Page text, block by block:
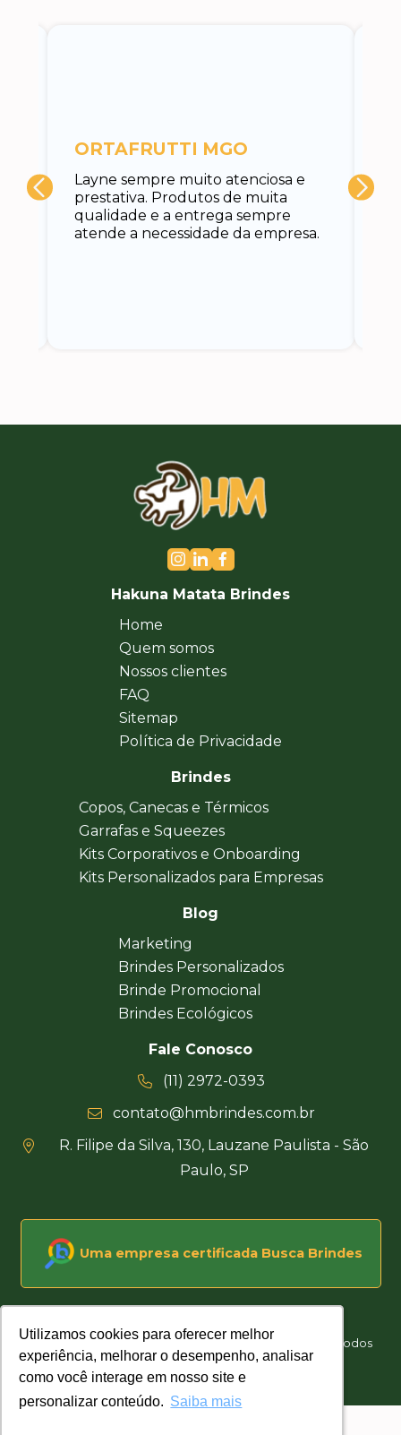
Utilizamos cookies para oferecer melhor
experiência, melhorar o desempenho, analisar
como você interage em nosso site e
personalizar conteúdo. Saiba mais
Utilizamos cookies para oferecer melhor
experiência, melhorar o desempenho, analisar
como você interage em nosso site e
personalizar conteúdo. Saiba mais
Layne sempre muito atenciosa e
prestativa. Produtos de muita
qualidade e a entrega sempre
atende a necessidade da empresa.
ORTAFRUTTI MGO
Hakuna Matata Brindes
Home
Quem somos
Nossos clientes
FAQ
Sitemap
Política de Privacidade
Brindes
Copos, Canecas e Térmicos
Garrafas e Squeezes
Kits Corporativos e Onboarding
Kits Personalizados para Empresas
Blog
Marketing
Brindes Personalizados
Brinde Promocional
Brindes Ecológicos
Fale Conosco
(11) 2972-0393
contato@hmbrindes.com.br
R. Filipe da Silva, 130, Lauzane Paulista - São
Paulo, SP
Uma empresa certificada Busca Brindes
Hakuna Matata Brindes Corporativos Personalizados © Todos
os direitos reservados
Desenvolvido por